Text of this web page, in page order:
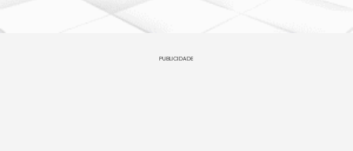
PUBLICIDADE